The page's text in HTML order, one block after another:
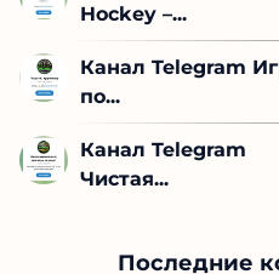
Hockey –...
Канал Telegram
по...
Канал Telegram
Чистая...
Последние